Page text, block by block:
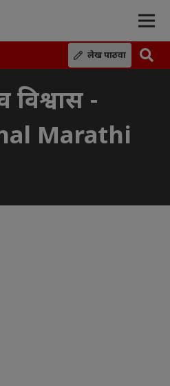
लेख पाठवा
विश्वास -
Marathi